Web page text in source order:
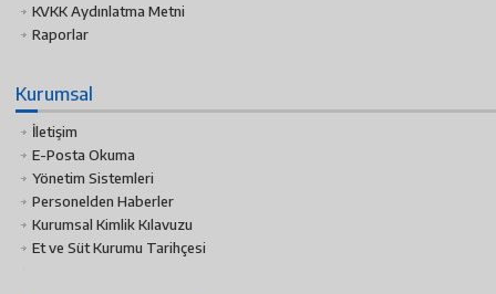
KVKK Aydınlatma Metni
Raporlar
Kurumsal
İletişim
E-Posta Okuma
Yönetim Sistemleri
Personelden Haberler
Kurumsal Kimlik Kılavuzu
Et ve Süt Kurumu Tarihçesi